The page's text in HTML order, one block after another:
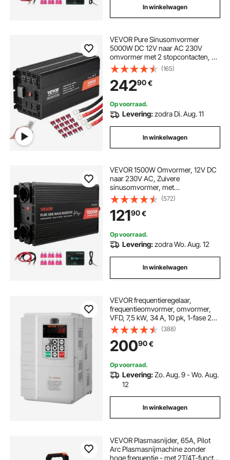
In winkelwagen
VEVOR Pure Sinusomvormer
5000W DC 12V naar AC 230V
omvormer met 2 stopcontacten, 2
USB-poorten, 1 Type-C-poort,
LCD-scherm en afstandsbediening
voor zware huishoudelijke
apparaten
(165)
24290€
Op voorraad.
Levering:zodra Di. Aug. 11
In winkelwagen
VEVOR 1500W Omvormer, 12V DC
naar 230V AC, Zuivere
sinusomvormer, met
afstandsbediening, USB- en Type-
C-poorten, 2 stopcontacten,
snelladen voor campers,
vrachtwagens en kamperen.
(572)
12190€
Op voorraad.
Levering:zodra Wo. Aug. 12
In winkelwagen
VEVOR frequentieregelaar,
frequentieomvormer, omvormer,
VFD, 7,5 kW, 34 A, 10 pk, 1-fase 220
V-ingang naar 3-fase 220 V-
uitgang, voor snelheidsregeling van
driefasemotoren
(388)
20090€
Op voorraad.
Levering:Zo. Aug. 9 - Wo. Aug.
12
In winkelwagen
VEVOR Plasmasnijder, 65A, Pilot
Arc Plasmasnijmachine zonder
hoge frequentie - met 2T/4T-functie